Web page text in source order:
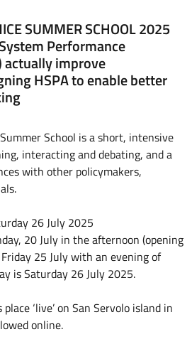
SUMMER SCHOOL 2025
Performance
actually improve
HSPA to enable better
School is a short, intensive
interacting and debating, and a
with other policymakers,
26 July 2025
20 July in the afternoon (opening
25 July with an evening of
is Saturday 26 July 2025.
‘live’ on San Servolo island in
online.